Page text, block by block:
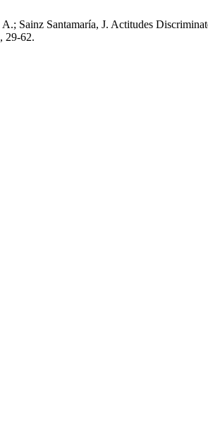
Sainz Santamaría, J. Actitudes
, 29-62.